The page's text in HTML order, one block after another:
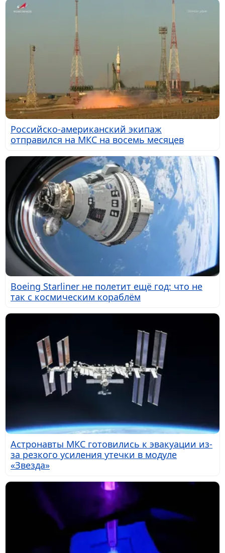
Российско-американский экипаж
отправился на МКС на восемь месяцев
Boeing Starliner не полетит ещё год: что не
так с космическим кораблём
Астронавты МКС готовились к эвакуации из-
за резкого усиления утечки в модуле
«Звезда»